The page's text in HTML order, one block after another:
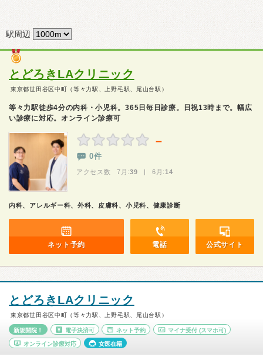
駅周辺
とどろきLAクリニック
東京都世田谷区中町（等々力駅、上野毛駅、尾山台駅）
等々力駅徒歩4分の内科・小児科。365日毎日診療。日祝13時まで。幅広
い診療に対応。オンライン診療可
－
0件
アクセス数 7月:39 | 6月: 14
内科、アレルギー科、外科、皮膚科、小児科、健康診断
ネット予約 電話 公式サイト
とどろきLAクリニック
東京都世田谷区中町（等々力駅、上野毛駅、尾山台駅）
新規開院！ 電子決済可 ネット予約 マイナ受付 (スマホ可)
オンライン診療対応 女医在籍